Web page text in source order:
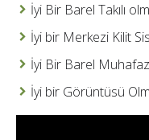
İyi Bir Barel Takılı
İyi bir Merkezi Kilit
İyi Bir Barel
İyi bir Görüntüsü